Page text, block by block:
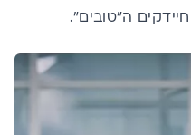
ה"טובים".